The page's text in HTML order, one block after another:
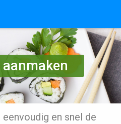
en snel de